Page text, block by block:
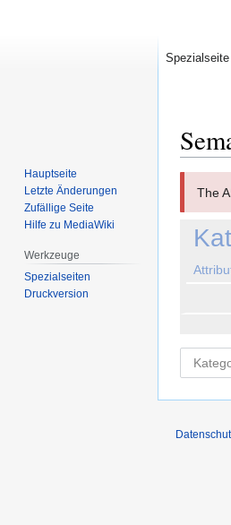
Suche
The
Spezialseite
Hauptseite
Letzte Änderungen
Zufällige Seite
Hilfe zu MediaWiki
Werkzeuge
Spezialseiten
Druckversion